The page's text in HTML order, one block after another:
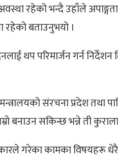
रहेको भन्दै उहाँले
बताउनुभयो ।
थप परिमार्जन गर्न निर्देशन
संरचना प्रदेश तथा
बनाउन सकिन्छ भन्ने ती
गरेका कामका विषयहरू धेरै